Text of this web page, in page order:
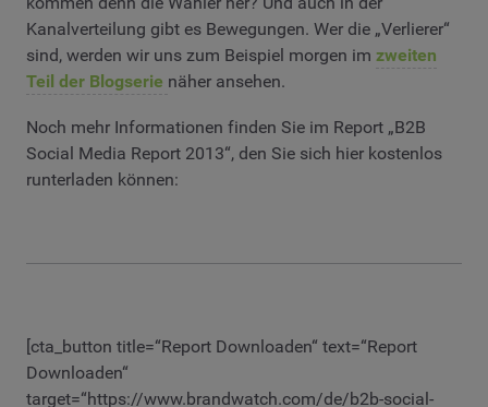
Kanalverteilung gibt es Bewegungen. Wer die „Verlierer“
sind, werden wir uns zum Beispiel morgen im zweiten
Teil der Blogserie näher ansehen.
Noch mehr Informationen finden Sie im Report „B2B
Social Media Report 2013“, den Sie sich hier kostenlos
runterladen können:
[cta_button title=“Report Downloaden“ text=“Report
Downloaden“
target=“https://www.brandwatch.com/de/b2b-social-